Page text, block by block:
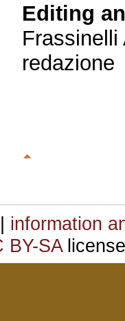
Editing
Frassinelli
redazione
| information
BY-SA